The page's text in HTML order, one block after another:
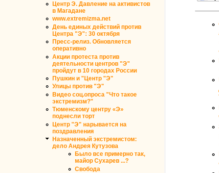
Центр Э. Давление на активистов
в Магадане
www.extremizma.net
День единых действий против
Центра "Э": 30 октября
Пресс-релиз. Обновляется
оперативно
Акции протеста против
деятельности центров "Э"
пройдут в 10 городах России
Пушкин и "Центр "Э"
Улицы против "Э"
Видео соц.опроса "Что такое
экстремизм?"
Тюменскому центру «Э»
поднесли торт
Центр "Э" нарывается на
поздравления
Назначенный экстремистом:
дело Андрея Кутузова
Было все примерно так,
майор Сухарев ...?
Свобода